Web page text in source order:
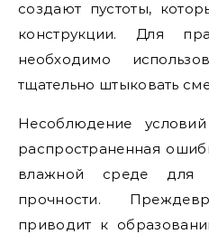
создают пустоты,
конструкции. Для
необходимо
тщательно штыковать
Несоблюдение
распространенная
влажной среде для
прочности.
приводит к